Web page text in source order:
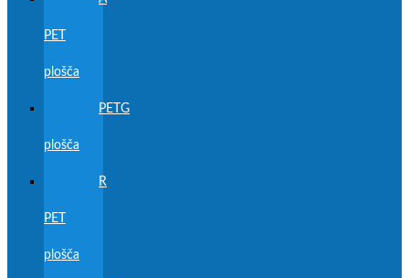
PET
plošča
PETG
plošča
R
PET
plošča